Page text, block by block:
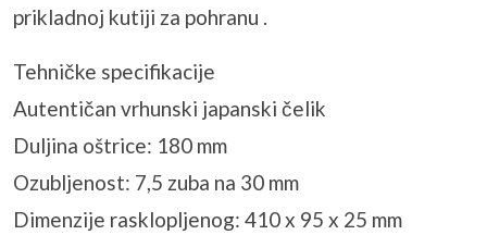
prikladnoj kutiji za pohranu .
Tehničke specifikacije
Autentičan vrhunski japanski čelik
Duljina oštrice: 180 mm
Ozubljenost: 7,5 zuba na 30 mm
Dimenzije rasklopljenog: 410 x 95 x 25 mm